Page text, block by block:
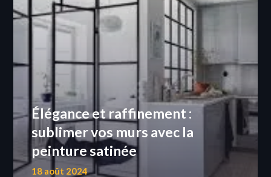
Élégance et raffinement :
sublimer vos murs avec la
peinture satinée
18 août 2024